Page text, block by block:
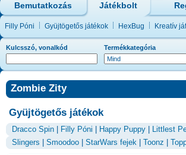
Bemutatkozás Játékbolt
Filly Póni Gyüjtögetős játékok HexBug Kreatív
Kulcsszó, vonalkód Termékkategória
Zombie Zity
Gyüjtögetős játékok
Dracco Spin Filly Póni Happy Puppy Littlest
Slingers
Smoodoo StarWars fejek Toonz